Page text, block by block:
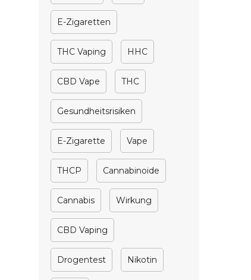
E-Zigaretten
THC Vaping HHC
CBD Vape THC
Gesundheitsrisiken
E-Zigarette Vape
THCP Cannabinoide
Cannabis Wirkung
CBD Vaping
Drogentest Nikotin